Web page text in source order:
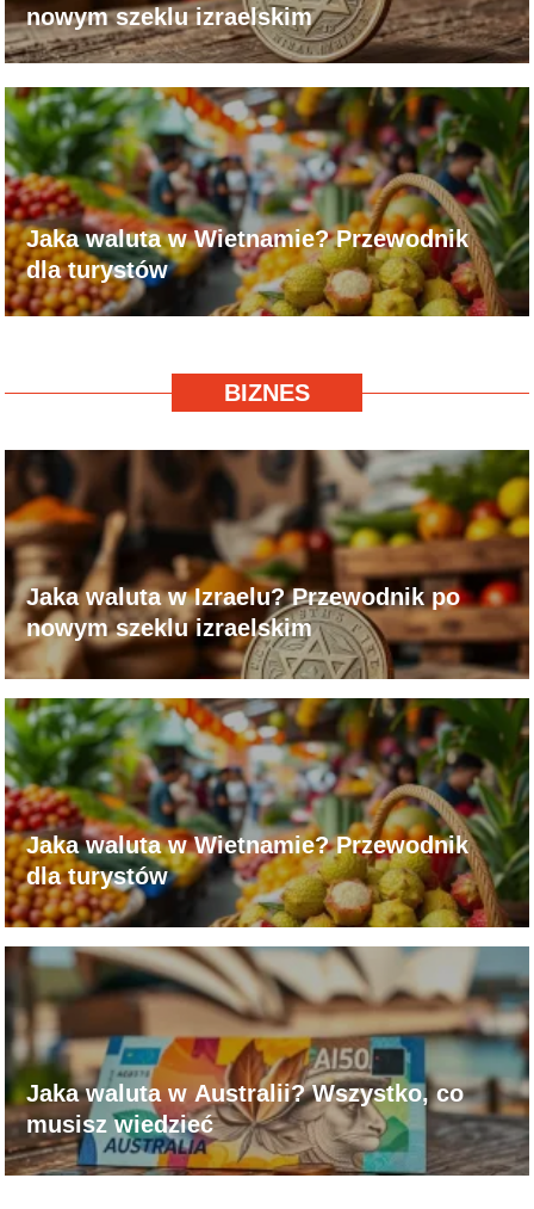
nowym szeklu izraelskim
Jaka waluta w Wietnamie? Przewodnik
dla turystów
BIZNES
Jaka waluta w Izraelu? Przewodnik po
nowym szeklu izraelskim
Jaka waluta w Wietnamie? Przewodnik
dla turystów
Jaka waluta w Australii? Wszystko, co
musisz wiedzieć